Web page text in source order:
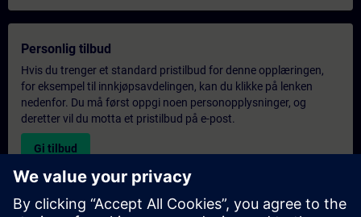
Personlig tilbud
Hvis du trenger et standard pristilbud for denne opplæringen,
for eksempel til innkjøpsavdelingen, kan du klikke på lenken
nedenfor. Du må først oppgi noen personopplysninger, og
deretter vil du motta et pristilbud på e-post.
Gi tilbud